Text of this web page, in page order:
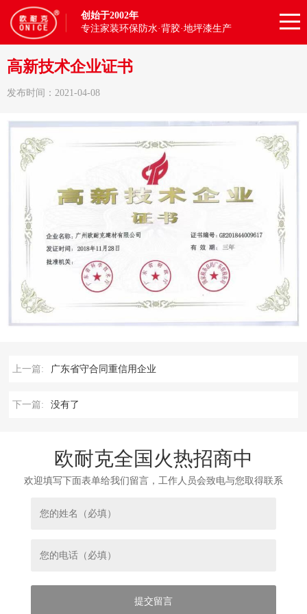
创始于2002年
专注家装环保防水·背胶·地坪漆生产
高新技术企业证书
发布时间：2021-04-08
上一篇: 广东省守合同重信用企业
下一篇: 没有了
欧耐克全国火热招商中
欢迎填写下面表单给我们留言，工作人员会致电与您取得联系